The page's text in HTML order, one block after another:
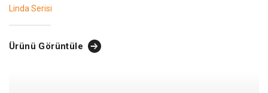
Linda Serisi
Ürünü Görüntüle